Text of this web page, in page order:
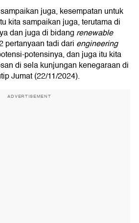
juga, kesempatan untuk
kita sampaikan juga, terutama di
dan juga di bidang renewable
pertanyaan tadi dari engineering
potensinya, dan juga itu kita
di sela kunjungan kenegaraan di
Jumat (22/11/2024).
ADVERTISEMENT